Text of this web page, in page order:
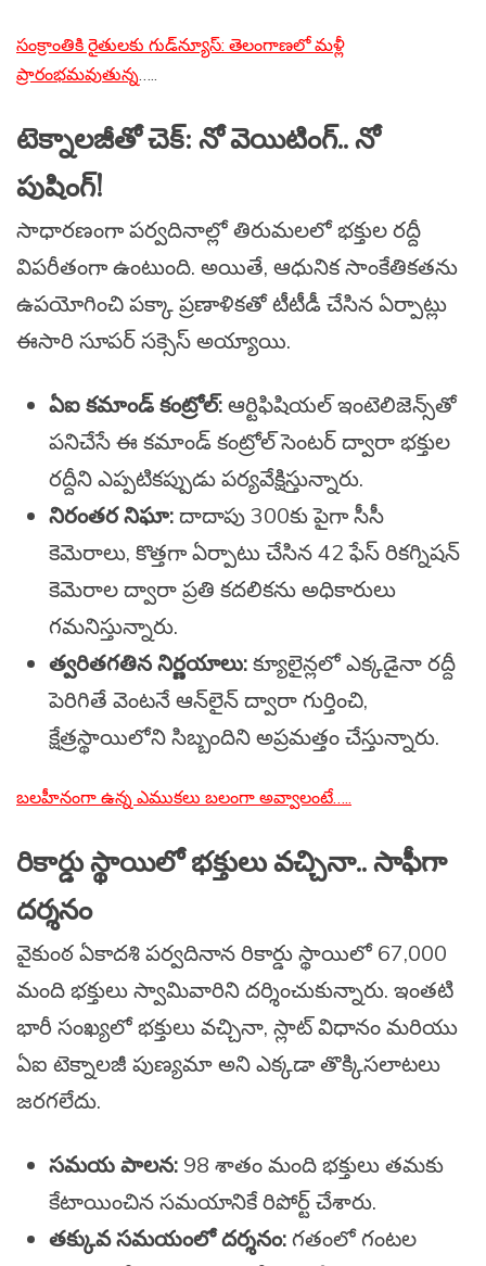
సంక్రాంతికి రైతులకు గుడ్‌న్యూస్: తెలంగాణలో మళ్లీ
ప్రారంభమవుతున్న…..
టెక్నాలజీతో చెక్: నో వెయిటింగ్.. నో
పుషింగ్!
సాధారణంగా పర్వదినాల్లో తిరుమలలో భక్తుల రద్దీ
విపరీతంగా ఉంటుంది. అయితే, ఆధునిక సాంకేతికతను
ఉపయోగించి పక్కా ప్రణాళికతో టీటీడీ చేసిన ఏర్పాట్లు
ఈసారి సూపర్ సక్సెస్ అయ్యాయి.
ఏఐ కమాండ్ కంట్రోల్: ఆర్టిఫిషియల్ ఇంటెలిజెన్స్‌తో
పనిచేసే ఈ కమాండ్ కంట్రోల్ సెంటర్ ద్వారా భక్తుల
రద్దీని ఎప్పటికప్పుడు పర్యవేక్షిస్తున్నారు.
నిరంతర నిఘా: దాదాపు 300కు పైగా సీసీ
కెమెరాలు, కొత్తగా ఏర్పాటు చేసిన 42 ఫేస్ రికగ్నిషన్
కెమెరాల ద్వారా ప్రతి కదలికను అధికారులు
గమనిస్తున్నారు.
త్వరితగతిన నిర్ణయాలు: క్యూలైన్లలో ఎక్కడైనా రద్దీ
పెరిగితే వెంటనే ఆన్‌లైన్ ద్వారా గుర్తించి,
క్షేత్రస్థాయిలోని సిబ్బందిని అప్రమత్తం చేస్తున్నారు.
బలహీనంగా ఉన్న ఎముకలు బలంగా అవ్వాలంటే…..
రికార్డు స్థాయిలో భక్తులు వచ్చినా.. సాఫీగా
దర్శనం
వైకుంఠ ఏకాదశి పర్వదినాన రికార్డు స్థాయిలో 67,000
మంది భక్తులు స్వామివారిని దర్శించుకున్నారు. ఇంతటి
భారీ సంఖ్యలో భక్తులు వచ్చినా, స్లాట్ విధానం మరియు
ఏఐ టెక్నాలజీ పుణ్యమా అని ఎక్కడా తొక్కిసలాటలు
జరగలేదు.
సమయ పాలన: 98 శాతం మంది భక్తులు తమకు
కేటాయించిన సమయానికే రిపోర్ట్ చేశారు.
తక్కువ సమయంలో దర్శనం: గతంలో గంటల